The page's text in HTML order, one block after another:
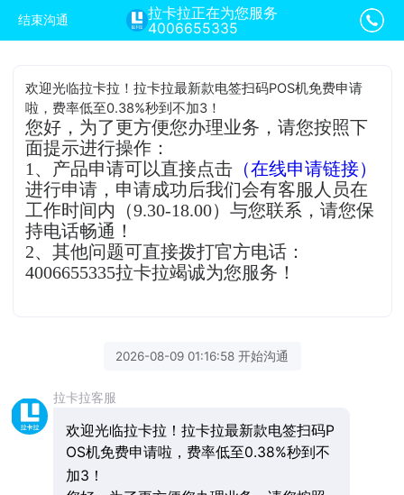
结束沟通
拉卡拉正在为您服务
4006655335
欢迎光临拉卡拉！拉卡拉最新款电签扫码POS机免费申请
啦，费率低至0.38%秒到不加3！
您好，为了更方便您办理业务，请您按照下
面提示进行操作：
1、产品申请可以直接点击 （在线申请链接）
进行申请，申请成功后我们会有客服人员在
工作时间内（9.30-18.00）与您联系，请您保
持电话畅通！
2、其他问题可直接拨打官方电话：
4006655335拉卡拉竭诚为您服务！
2026-08-09 01:16:58 开始沟通
拉卡拉客服
欢迎光临拉卡拉！拉卡拉最新款电签扫码P
OS机免费申请啦，费率低至0.38%秒到不
加3！